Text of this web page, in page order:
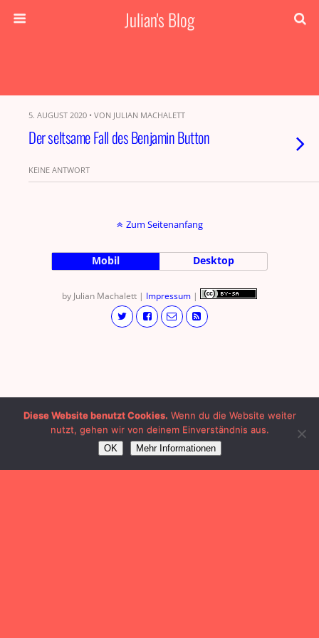
Julian's Blog
5. AUGUST 2020 • VON JULIAN MACHALETT
Der seltsame Fall des Benjamin Button
KEINE ANTWORT
Zum Seitenanfang
Mobil Desktop
by Julian Machalett | Impressum |
Diese Website benutzt Cookies. Wenn du die Website weiter
nutzt, gehen wir von deinem Einverständnis aus.
OK Mehr Informationen